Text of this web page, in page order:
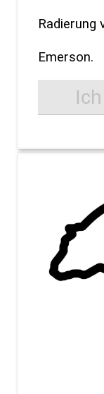
Radierung
Emerson.